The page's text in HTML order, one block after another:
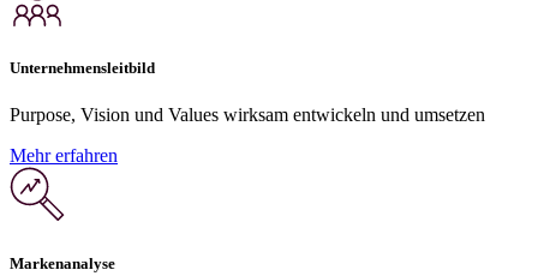
Unternehmensleitbild
Purpose, Vision und Values wirksam entwickeln und umsetzen
Mehr erfahren
Markenanalyse